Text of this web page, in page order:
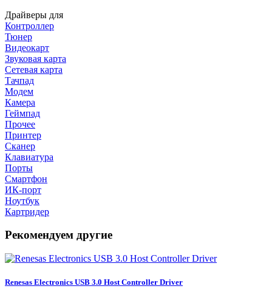
Драйверы для
Контроллер
Тюнер
Видеокарт
Звуковая карта
Сетевая карта
Тачпад
Модем
Камера
Геймпад
Прочее
Принтер
Сканер
Клавиатура
Порты
Смартфон
ИК-порт
Ноутбук
Картридер
Рекомендуем другие
Renesas Electronics USB 3.0 Host Controller Driver